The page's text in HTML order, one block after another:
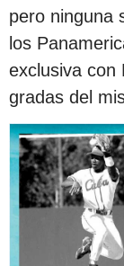
pero ninguna
los
exclusiva con
gradas del